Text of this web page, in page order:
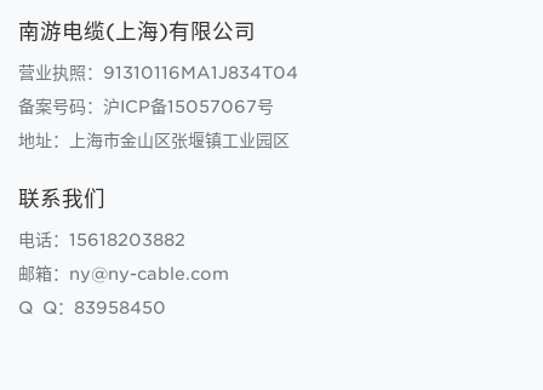
南游电缆(上海)有限公司
营业执照：91310116MA1J834T04
备案号码： 沪ICP备15057067号
地址：上海市金山区张堰镇工业园区
联系我们
电话：15618203882
邮箱：ny@ny-cable.com
Q Q：83958450